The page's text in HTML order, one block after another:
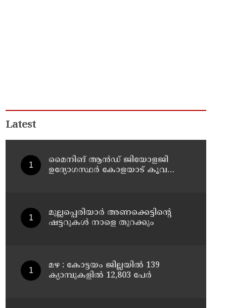
Latest
മൈനിങ് ആൻഡ്​ ജിയോളജി
ഉദ്യോഗസ്ഥർ കോളയാട് കൂവ
മുല്ലപ്പെരിയാർ അണക്കെട്ടിന്റെ
ഷട്ടറുകൾ നാളെ തുറക്കും
മഴ : കോട്ടയം ജില്ലയിൽ 139
ക്യാമ്പുകളിൽ 12,803 പേര്‍